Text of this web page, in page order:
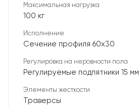
Максимальная нагрузка
100 кг
Исполнение
Сечение профиля 60х30
Регулировка на неровности пола
Регулируемые подпятники 15 мм
Элементы жесткости
Траверсы